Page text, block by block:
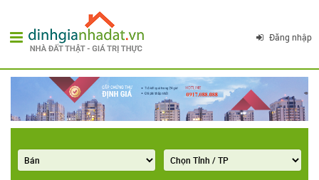
Đăng nhập